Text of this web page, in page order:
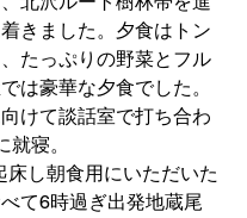
きました。夕食はトン
たっぷりの野菜とフル
は豪華な夕食でした。
けて談話室で打ち合わ
寝。
床し朝食用にいただいた
て6時過ぎ出発地蔵尾